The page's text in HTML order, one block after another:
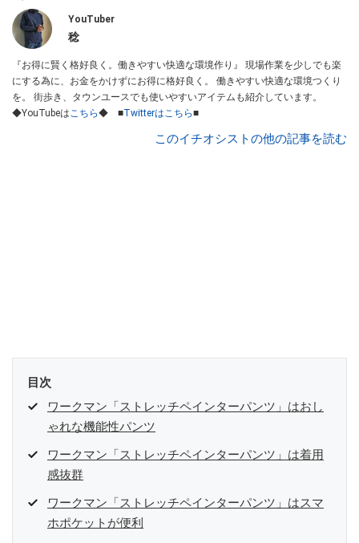
YouTuber
稔
『お得に賢く格好良く。働きやすい快適な環境作り』 現場作業を少しでも楽
にする為に、お金をかけずにお得に格好良く。 働きやすい快適な環境つくり
を。 街歩き、タウンユースでも使いやすいアイテムも紹介しています。
◆YouTubeはこちら◆ ■Twitterはこちら■
このイチオシストの他の記事を読む
目次
ワークマン「ストレッチペインターパンツ」はおし
ゃれな機能性パンツ
ワークマン「ストレッチペインターパンツ」は着用
感抜群
ワークマン「ストレッチペインターパンツ」はスマ
ホポケットが便利